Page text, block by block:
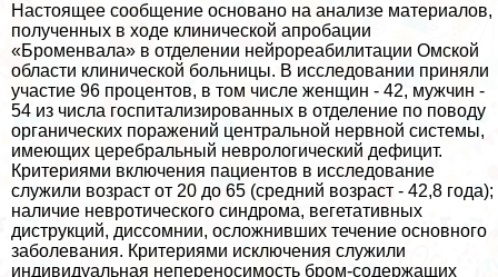
Настоящее сообщение основано на анализе материалов,
полученных в ходе клинической апробации
«Броменвала» в отделении нейрореабилитации Омской
области клинической больницы. В исследовании приняли
участие 96 процентов, в том числе женщин - 42, мужчин -
54 из числа госпитализированных в отделение по поводу
органических поражений центральной нервной системы,
имеющих церебральный неврологический дефицит.
Критериями включения пациентов в исследование
служили возраст от 20 до 65 (средний возраст - 42,8 года);
наличие невротического синдрома, вегетативных
диструкций, диссомнии, осложнивших течение основного
заболевания. Критериями исключения служили
индивидуальная непереносимость бром-содержащих